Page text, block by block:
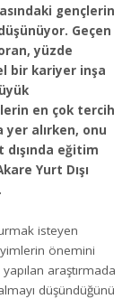
gençlerin
Geçen
yüzde
bir kariyer inşa
en çok tercih
alırken, onu
eğitim
Yurt Dışı
isteyen
önemini
araştırmada
düşündüğünü